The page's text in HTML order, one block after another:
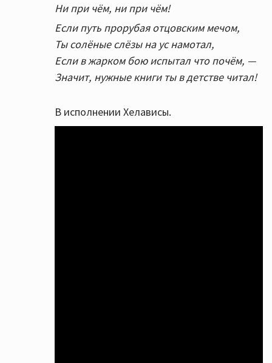
Ни при чём, ни при чём!
Если путь прорубая отцовским мечом,
Ты солёные слёзы на ус намотал,
Если в жарком бою испытал что почём, —
Значит, нужные книги ты в детстве читал!
В исполнении Хелависы.